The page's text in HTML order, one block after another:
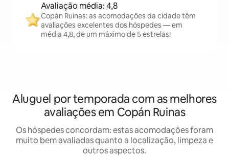
Avaliação média: 4,8
Copán Ruinas: as acomodações da cidade têm
avaliações excelentes dos hóspedes — em
média 4,8, de um máximo de 5 estrelas!
Aluguel por temporada com as melhores
avaliações em Copán Ruinas
Os hóspedes concordam: estas acomodações foram
muito bem avaliadas quanto a localização, limpeza e
outros aspectos.